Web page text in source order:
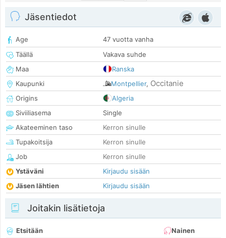
Jäsentiedot
Age
47 vuotta vanha
Täällä
Vakava suhde
Maa
Ranska
Kaupunki
Montpellier, Occitanie
Origins
Algeria
Siviiliasema
Single
Akateeminen taso
Kerron sinulle
Tupakoitsija
Kerron sinulle
Job
Kerron sinulle
Ystäväni
Kirjaudu sisään
Jäsen lähtien
Kirjaudu sisään
Joitakin lisätietoja
Etsitään
Nainen